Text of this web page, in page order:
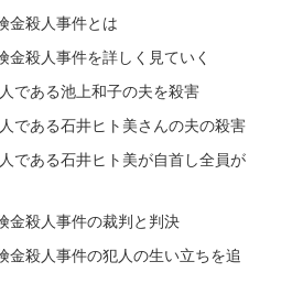
金殺人事件とは
金殺人事件を詳しく見ていく
である池上和子の夫を殺害
である石井ヒト美さんの夫の殺害
である石井ヒト美が自首し全員が
金殺人事件の裁判と判決
金殺人事件の犯人の生い立ちを追